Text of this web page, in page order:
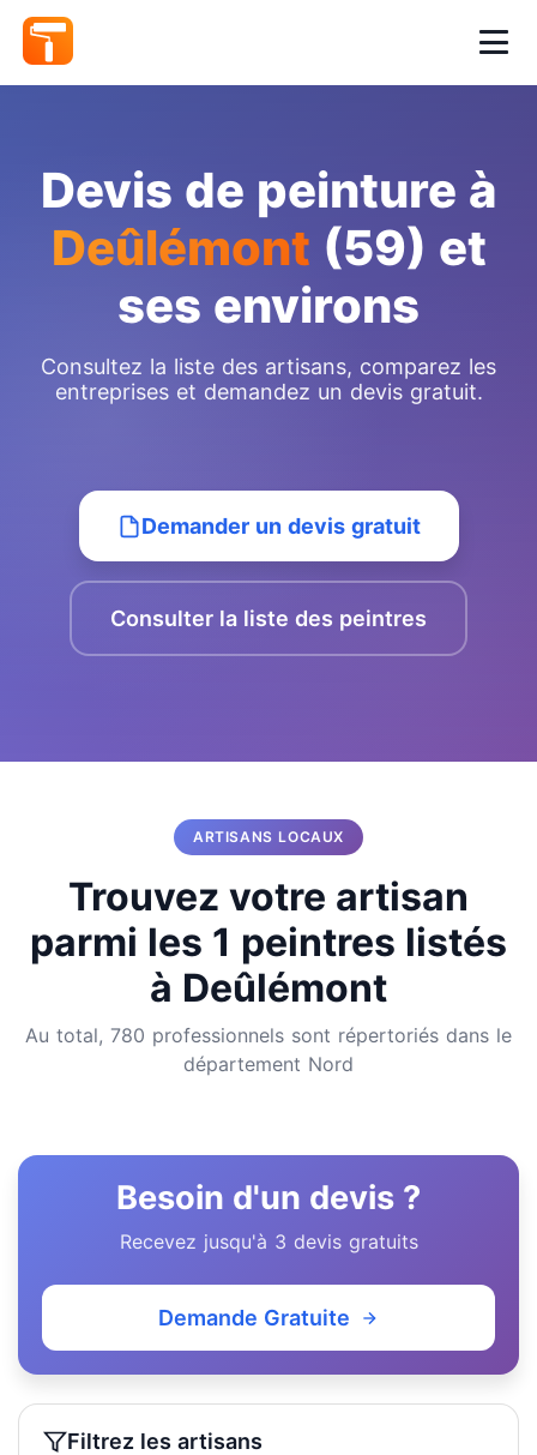
Devis de peinture à
Deûlémont (59) et
ses environs
Consultez la liste des artisans, comparez les
entreprises et demandez un devis gratuit.
Demander un devis gratuit
Consulter la liste des peintres
ARTISANS LOCAUX
Trouvez votre artisan
parmi les 1 peintres listés
à Deûlémont
Au total, 780 professionnels sont répertoriés dans le
département Nord
Besoin d'un devis ?
Recevez jusqu'à 3 devis gratuits
Demande Gratuite
Filtrez les artisans